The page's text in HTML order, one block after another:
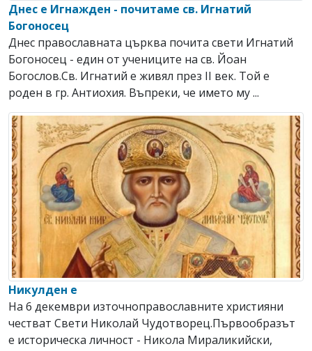
Днес е Игнажден - почитаме св. Игнатий
Богоносец
Днес православната църква почита свети Игнатий
Богоносец - един от учениците на св. Йоан
Богослов.Св. Игнатий е живял през ІІ век. Той е
роден в гр. Антиохия. Въпреки, че името му ...
Никулден е
На 6 декември източноправославните християни
честват Свeти Николай Чудотворец.Първообразът
е историческа личност - Никола Мираликийски,